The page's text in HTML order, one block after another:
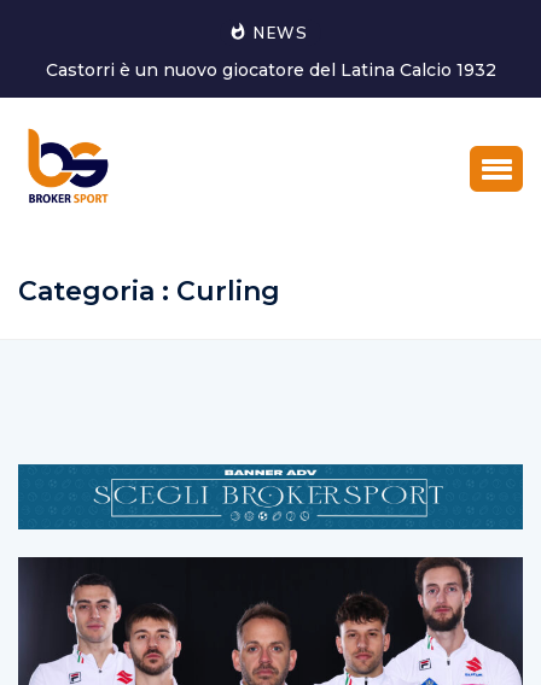
NEWS
è un nuovo giocatore del Latina Calcio 1932 Marco
Categoria : Curling